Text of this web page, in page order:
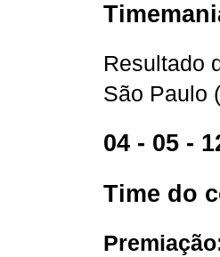
Resultado
São Paulo
04 - 05 -
Time do